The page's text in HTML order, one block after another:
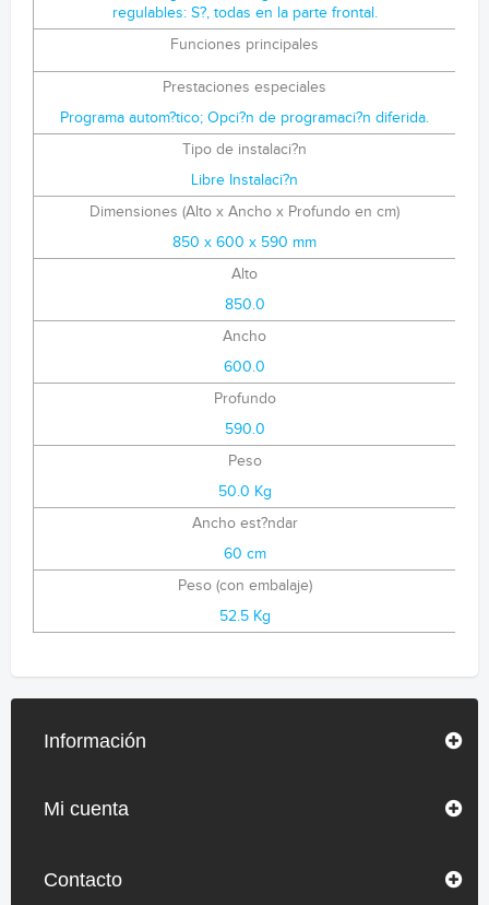
regulables: S?, todas en la parte frontal.
Funciones principales
Prestaciones especiales
Programa autom?tico; Opci?n de programaci?n diferida.
Tipo de instalaci?n
Libre Instalaci?n
Dimensiones (Alto x Ancho x Profundo en cm)
850 x 600 x 590 mm
Alto
850.0
Ancho
600.0
Profundo
590.0
Peso
50.0 Kg
Ancho est?ndar
60 cm
Peso (con embalaje)
52.5 Kg
Información
Mi cuenta
Contacto